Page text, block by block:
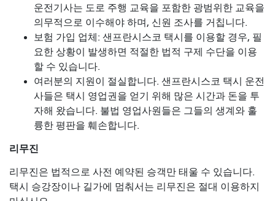
운전기사는 도로 주행 교육을 포함한 광범위한 교육을
의무적으로 이수해야 하며, 신원 조사를 거칩니다.
보험 가입 업체: 샌프란시스코 택시를 이용할 경우, 필
요한 상황이 발생하면 적절한 법적 구제 수단을 이용
할 수 있습니다.
여러분의 지원이 절실합니다. 샌프란시스코 택시 운전
사들은 택시 영업권을 얻기 위해 많은 시간과 돈을 투
자해 왔습니다. 불법 영업사원들은 그들의 생계와 훌
륭한 평판을 훼손합니다.
리무진
리무진은 법적으로 사전 예약된 승객만 태울 수 있습니다.
택시 승강장이나 길가에 멈춰서는 리무진은 절대 이용하지